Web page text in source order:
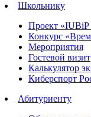
Школьнику
Проект «IUBiP
Конкурс
Мероприятия
Гостевой визит
Калькулятор
Киберспорт
Абитуриенту